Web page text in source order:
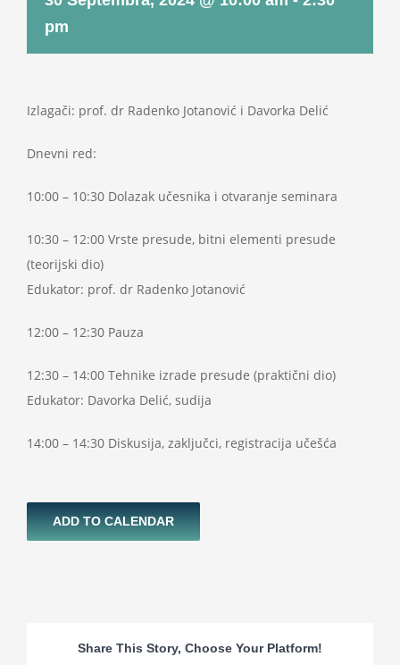
pm
Izlagači: prof. dr Radenko Jotanović i Davorka Delić
Dnevni red:
10:00 – 10:30 Dolazak učesnika i otvaranje seminara
10:30 – 12:00 Vrste presude, bitni elementi presude
(teorijski dio)
Edukator: prof. dr Radenko Jotanović
12:00 – 12:30 Pauza
12:30 – 14:00 Tehnike izrade presude (praktični dio)
Edukator: Davorka Delić, sudija
14:00 – 14:30 Diskusija, zaključci, registracija učešća
ADD TO CALENDAR
Share This Story, Choose Your Platform!